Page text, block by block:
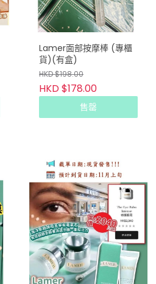
Lamer面部按摩棒 (專櫃
貨)(有盒)
HKD $198.00
HKD $178.00
售罄